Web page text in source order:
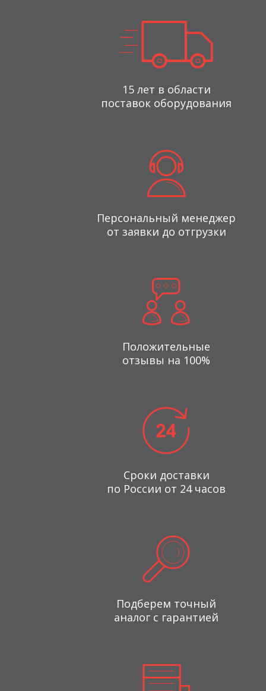
15 лет в области
поставок оборудования
Персональный менеджер
от заявки до отгрузки
Положительные
отзывы на 100%
Сроки доставки
по России от 24 часов
Подберем точный
аналог с гарантией